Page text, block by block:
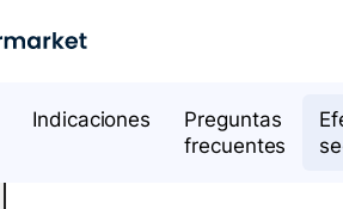
Indicaciones
Preguntas
frecuentes